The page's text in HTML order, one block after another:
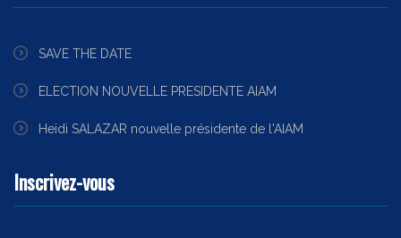
SAVE THE DATE
ELECTION NOUVELLE PRESIDENTE AIAM
Heidi SALAZAR nouvelle présidente de l'AIAM
Inscrivez-vous